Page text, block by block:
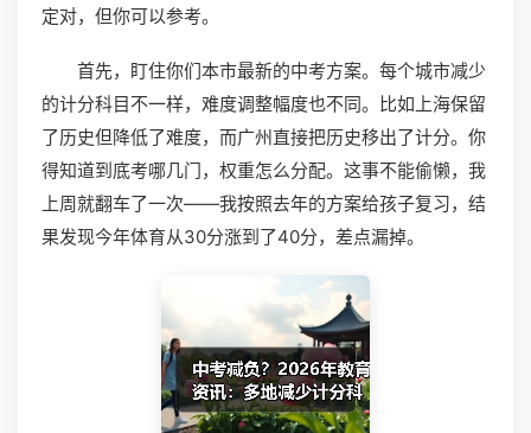
定对，但你可以参考。
首先，盯住你们本市最新的中考方案。每个城市减少
的计分科目不一样，难度调整幅度也不同。比如上海保留
了历史但降低了难度，而广州直接把历史移出了计分。你
得知道到底考哪几门，权重怎么分配。这事不能偷懒，我
上周就翻车了一次——我按照去年的方案给孩子复习，结
果发现今年体育从30分涨到了40分，差点漏掉。